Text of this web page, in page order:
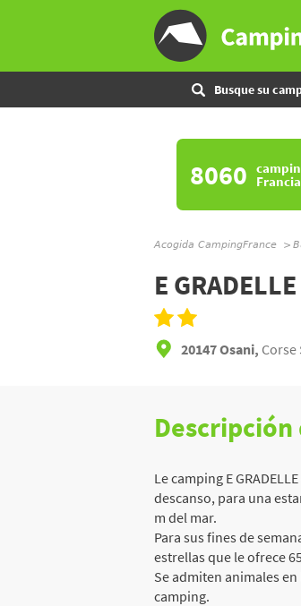
Busque su
8060 Francia
Acogida CampingFrance
E GRADELLE
20147 Osani, Corse
Le camping E
descanso, para una
m del mar.
Para sus fines de
estrellas que le ofrece
Se admiten animales
camping.